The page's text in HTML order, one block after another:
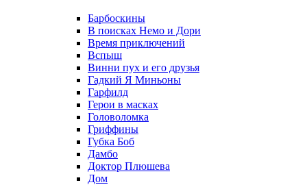
Барбоскины
В поисках Немо и Дори
Время приключений
Вспыш
Винни пух и его друзья
Гадкий Я Миньоны
Гарфилд
Герои в масках
Головоломка
Гриффины
Губка Боб
Дамбо
Доктор Плюшева
Дом